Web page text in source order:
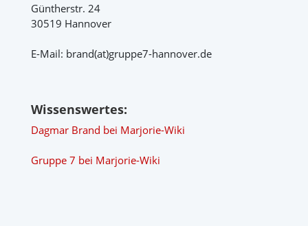
Güntherstr. 24
30519 Hannover
E-Mail: brand(at)gruppe7-hannover.de
Wissenswertes:
Dagmar Brand bei Marjorie-Wiki
Gruppe 7 bei Marjorie-Wiki